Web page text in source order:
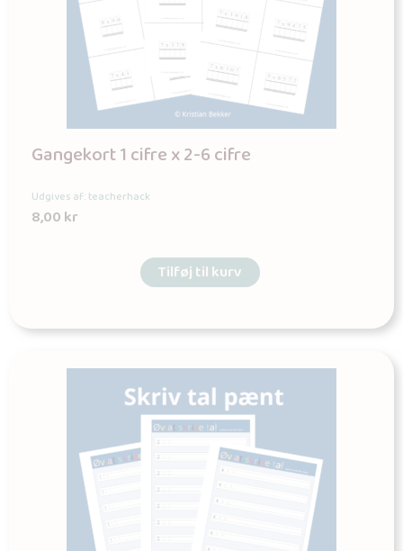
Gangekort 1 cifre x 2-6 cifre
Udgives af: teacherhack
8,00kr
Tilføj til kurv